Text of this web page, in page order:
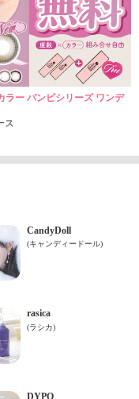
ー バンビシリーズ ワンデ
ス